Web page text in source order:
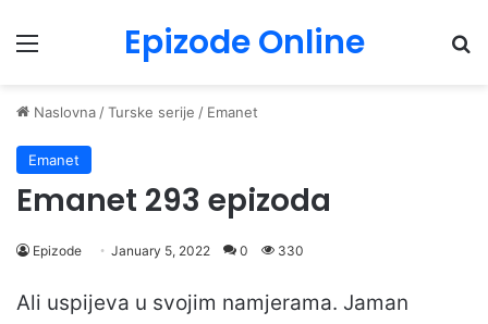
Menu Epizode Online
Naslovna /Turske serije / Emanet
Emanet
Emanet 293 epizoda
Epizode January 5, 2022 0 330
Ali uspijeva u svojim namjerama. Jaman